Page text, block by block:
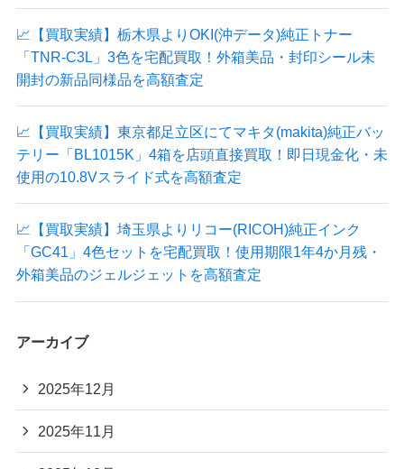
📈【買取実績】栃木県よりOKI(沖データ)純正トナー
「TNR-C3L」3色を宅配買取！外箱美品・封印シール未
開封の新品同様品を高額査定
📈【買取実績】東京都足立区にてマキタ(makita)純正バッ
テリー「BL1015K」4箱を店頭直接買取！即日現金化・未
使用の10.8Vスライド式を高額査定
📈【買取実績】埼玉県よりリコー(RICOH)純正インク
「GC41」4色セットを宅配買取！使用期限1年4か月残・
外箱美品のジェルジェットを高額査定
アーカイブ
2025年12月
2025年11月